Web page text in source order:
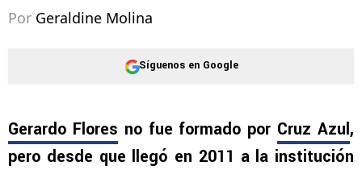
Por Geraldine Molina
Síguenos en Google
Gerardo Flores no fue formado por Cruz Azul,
pero desde que llegó en 2011 a la institución